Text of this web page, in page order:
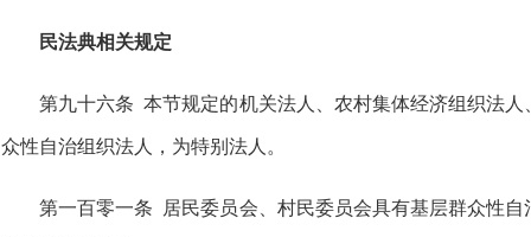
民法典相关规定
第九十六条 本节规定的机关法人、农村集体经济组织法
众性自治组织法人，为特别法人。
第一百零一条 居民委员会、村民委员会具有基层群众性